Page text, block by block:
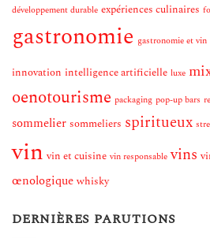
développement durable expériences culinaires
gastronomie gastronomie et vin
innovation intelligence artificielle luxe
oenotourisme packaging pop-up bars
sommelier sommeliers spiritueux
vin vin et cuisine vin responsable vins
œnologique whisky
DERNIÈRES PARUTIONS